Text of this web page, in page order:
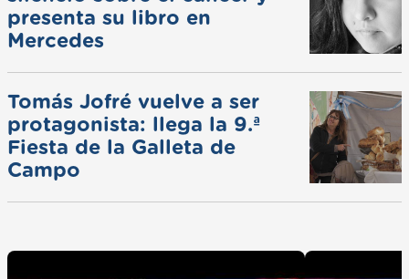
presenta su libro en
Mercedes
Tomás Jofré vuelve a ser
protagonista: llega la 9.ª
Fiesta de la Galleta de
Campo